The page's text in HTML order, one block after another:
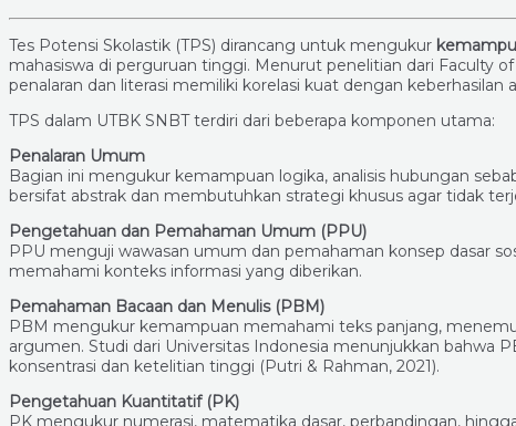
Tes Potensi Skolastik (TPS) dirancang untuk mengukur
mahasiswa di perguruan tinggi. Menurut penelitian dari Faculty
penalaran dan literasi memiliki korelasi kuat dengan keberhasilan
TPS dalam UTBK SNBT terdiri dari beberapa komponen utama:
Penalaran Umum
Bagian ini mengukur kemampuan logika, analisis hubungan
bersifat abstrak dan membutuhkan strategi khusus agar tidak
Pengetahuan dan Pemahaman Umum (PPU)
PPU menguji wawasan umum dan pemahaman konsep dasar
memahami konteks informasi yang diberikan.
Pemahaman Bacaan dan Menulis (PBM)
PBM mengukur kemampuan memahami teks panjang,
argumen. Studi dari Universitas Indonesia menunjukkan bahwa
konsentrasi dan ketelitian tinggi (Putri & Rahman, 2021).
Pengetahuan Kuantitatif (PK)
PK mengukur numerasi, matematika dasar, perbandingan,